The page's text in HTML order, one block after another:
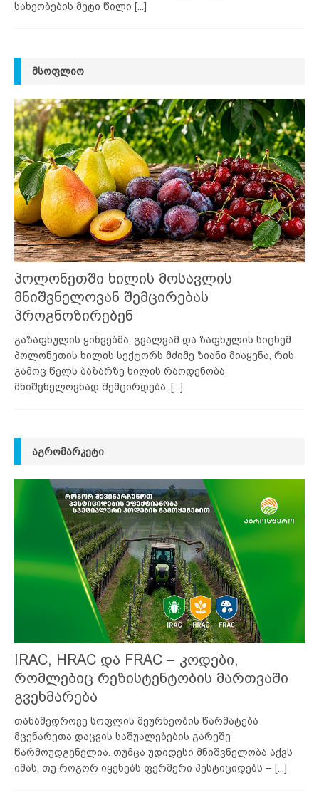
სახეობების მეტი წილი [...]
ᲛᲡᲝᲤᲚᲘᲝ
პოლონეთში ხილის მოსავლის
მნიშვნელოვან შემცირებას
პროგნოზირებენ
გაზაფხულის ყინვებმა, გვალვამ და ზაფხულის სიცხემ
პოლონეთის ხილის სექტორს მძიმე ზიანი მიაყენა, რის
გამოც წელს ბაზარზე ხილის რაოდენობა
მნიშვნელოვნად შემცირდება. [...]
ᲐᲒᲠᲝᲛᲐᲠᲙᲔᲢᲘ
IRAC, HRAC და FRAC – კოდები,
რომლებიც რეზისტენტობის მართვაში
გვეხმარება
თანამედროვე სოფლის მეურნეობის წარმატება
მცენარეთა დაცვის საშუალებების გარეშე
წარმოუდგენელია. თუმცა უდიდესი მნიშვნელობა აქვს
იმას, თუ როგორ იყენებს ფერმერი პესტიციდებს – [...]